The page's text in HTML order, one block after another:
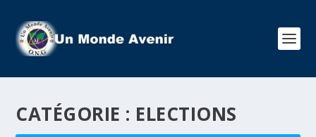
CATÉGORIE : ELECTIONS